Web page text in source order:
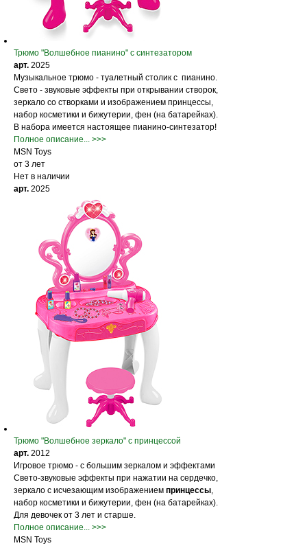
Трюмо "Волшебное пианино" с синтезатором
арт. 2025
Музыкальное трюмо - туалетный столик с пианино.
Свето - звуковые эффекты при открывании створок,
зеркало со створками и изображением принцессы,
набор косметики и бижутерии, фен (на батарейках).
В набора имеется настоящее пианино-синтезатор!
Полное описание... >>>
MSN Toys
от 3 лет
Нет в наличии
арт. 2025
Трюмо "Волшебное зеркало" с принцессой
арт. 2012
Игровое трюмо - с большим зеркалом и эффектами
Свето-звуковые эффекты при нажатии на сердечко,
зеркало с исчезающим изображением принцессы,
набор косметики и бижутерии, фен (на батарейках).
Для девочек от 3 лет и старше.
Полное описание... >>>
MSN Toys